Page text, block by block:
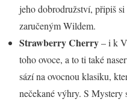
jeho dobrodružství, připiš
zaručeným Wildem.
Strawberry Cherry– i k
toho ovoce, a to ti také
sází na ovocnou klasiku,
nečekané výhry. S Mystery